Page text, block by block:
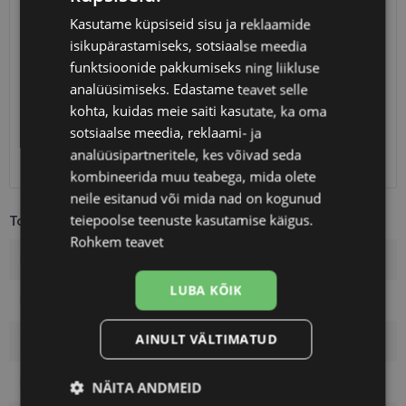
Toote info
52-18
M
Raami värvus black
SAATMINE EESTI
Eeldatav tarnekuupäev
reede 14. august 2026
Unisend
SmartPosti
Kasutame küpsiseid sisu ja reklaamide
isikupärastamiseks, sotsiaalse meedia
funktsioonide pakkumiseks ning liikluse
analüüsimiseks. Edastame teavet selle
kohta, kuidas meie saiti kasutate, ka oma
sotsiaalse meedia, reklaami- ja
analüüsipartneritele, kes võivad seda
kombineerida muu teabega, mida olete
neile esitanud või mida nad on kogunud
teiepoolse teenuste kasutamise käigus.
Rohkem teavet
LUBA KÕIK
AINULT VÄLTIMATUD
NÄITA ANDMEID